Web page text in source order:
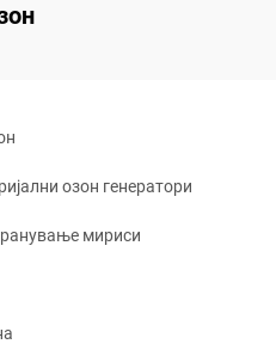
озон генератори
мириси